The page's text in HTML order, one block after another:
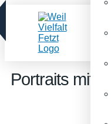
Portraits mit